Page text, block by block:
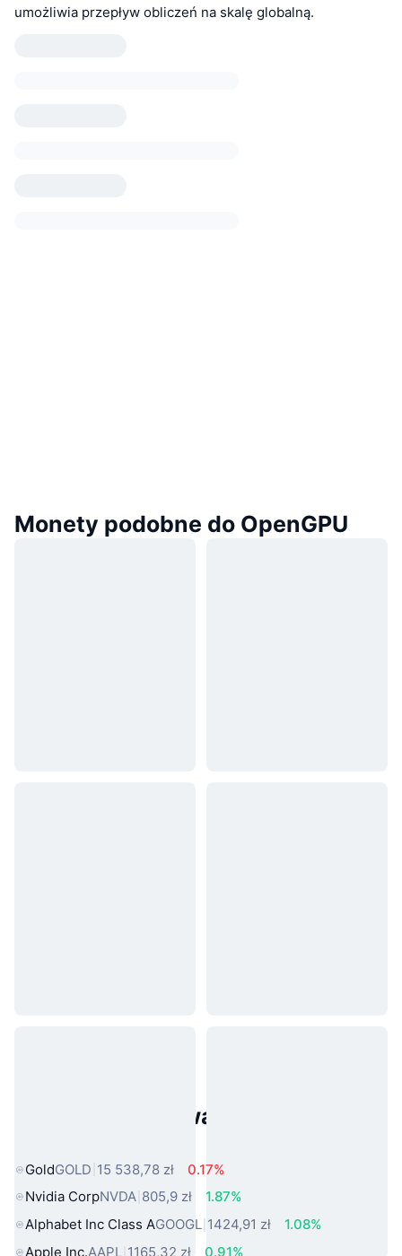
umożliwia przepływ obliczeń na skalę globalną.
Monety podobne do OpenGPU
Popularne aktywa ze świata
GoldGOLD 15 538,78 zł
0.17%
Nvidia CorpNVDA 805,9 zł
1.87%
Alphabet Inc Class AGOOGL 1424,91 zł
1.08%
Apple Inc.AAPL 1165,32 zł 0.91%